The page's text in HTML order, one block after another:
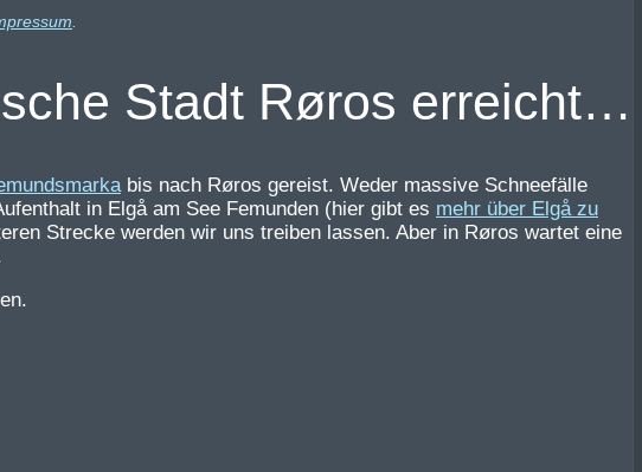
.
Stadt Røros erreicht…
bis nach Røros gereist. Weder massive Schneefälle
in Elgå am See Femunden (hier gibt es mehr über Elgå zu
Strecke werden wir uns treiben lassen. Aber in Røros wartet eine